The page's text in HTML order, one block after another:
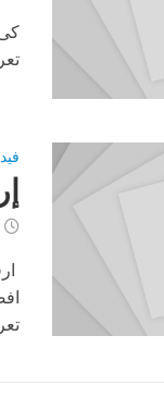
تعر